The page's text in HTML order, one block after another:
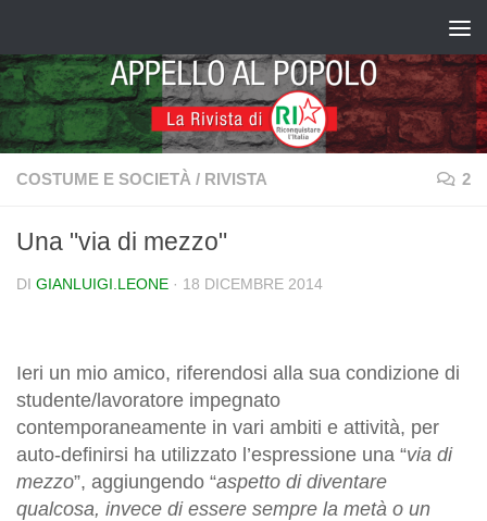
COSTUME E SOCIETÀ / RIVISTA 2
Una "via di mezzo"
DI GIANLUIGI.LEONE · 18 DICEMBRE 2014
Ieri un mio amico, riferendosi alla sua condizione di
studente/lavoratore impegnato
contemporaneamente in vari ambiti e attività, per
auto-definirsi ha utilizzato l’espressione una “via di
mezzo”, aggiungendo “aspetto di diventare
qualcosa, invece di essere sempre la metà o un